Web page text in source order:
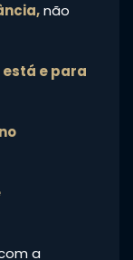
não
está e para
no
a